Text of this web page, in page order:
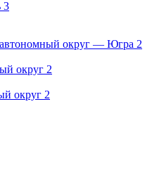
3
округ — Югра 2
округ 2
округ 2